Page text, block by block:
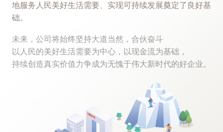
地服务人民美好生活需要、实现可持续发展奠定了良好基
础。
未来，公司将始终坚持大道当然，合伙奋斗
以人民的美好生活需要为中心，以现金流为基础，
持续创造真实价值力争成为无愧于伟大新时代的好企业。